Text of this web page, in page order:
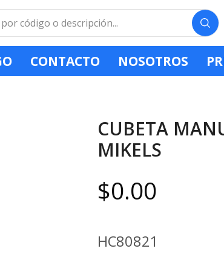
CONTACTO NOSOTROS
CUBETA
MIKELS
$0.00
HC80821